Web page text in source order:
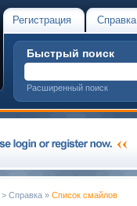
Регистрация Справка
Быстрый поиск
Расширенный поиск
> Справка » Список смайлов